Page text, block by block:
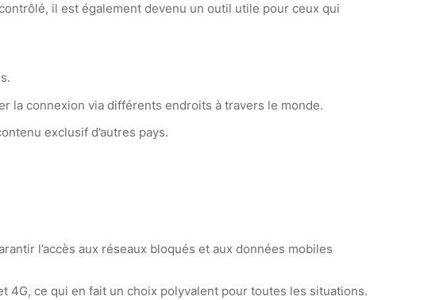
il est également devenu un outil utile pour ceux qui
la connexion via différents endroits à travers le monde.
exclusif d’autres pays.
l’accès aux réseaux bloqués et aux données mobiles
4G, ce qui en fait un choix polyvalent pour toutes les situations.